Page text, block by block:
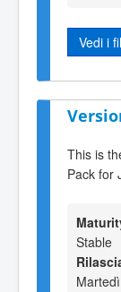
Vedi i
This is
Pack for
Stable